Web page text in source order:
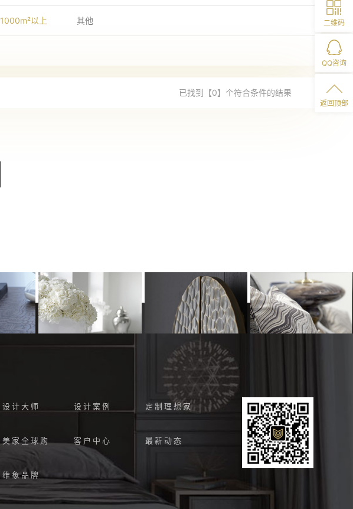
1000m²以上 其他
已找到【0】个符合条件的结果
设计大师 设计案例 定制理想家
美家全球购 客户中心 最新动态
维象品牌
二维码
QQ咨询
返回顶部